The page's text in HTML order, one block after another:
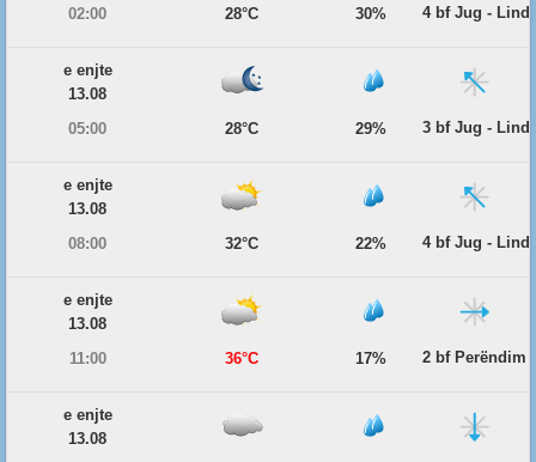
02:00
28°C 30% 4 bf Jug -
e enjte
13.08
05:00
28°C 29% 3 bf Jug -
e enjte
13.08
08:00
32°C 22% 4 bf Jug -
e enjte
13.08
11:00
36°C 17% 2 bf Perëndim
e enjte
13.08